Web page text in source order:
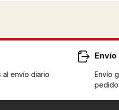
al envío diario
Envío
pedido